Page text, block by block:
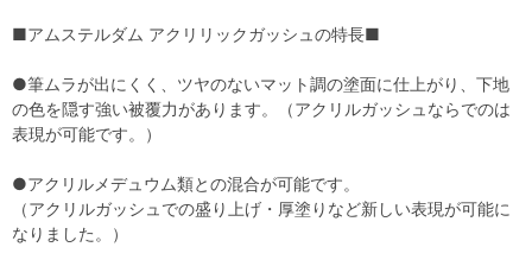
■アムステルダム アクリリックガッシュの特長■
●筆ムラが出にくく、ツヤのないマット調の塗面に仕上がり、下地
の色を隠す強い被覆力があります。（アクリルガッシュならでのは
表現が可能です。）
●アクリルメデュウム類との混合が可能です。
（アクリルガッシュでの盛り上げ・厚塗りなど新しい表現が可能に
なりました。）